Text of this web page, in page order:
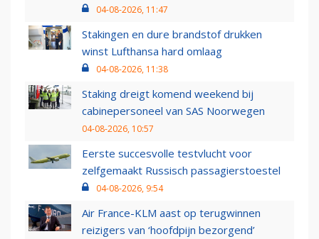
04-08-2026, 11:47
Stakingen en dure brandstof drukken
winst Lufthansa hard omlaag
04-08-2026, 11:38
Staking dreigt komend weekend bij
cabinepersoneel van SAS Noorwegen
04-08-2026, 10:57
Eerste succesvolle testvlucht voor
zelfgemaakt Russisch passagierstoestel
04-08-2026, 9:54
Air France-KLM aast op terugwinnen
reizigers van ‘hoofdpijn bezorgend’